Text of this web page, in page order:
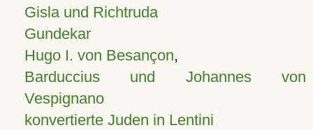
Gisla und Richtruda
Gundekar
Hugo I. von Besançon,
Barduccius und Johannes von
Vespignano
konvertierte Juden in Lentini